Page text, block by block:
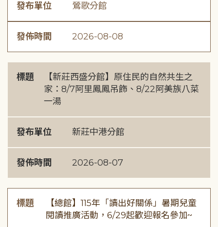
發布單位 鶯歌分館
發佈時間 2026-08-08
標題
【新莊西盛分館】原住民的自然共生之
家：8/7阿里鳳鳳吊飾、8/22阿美族八菜
一湯
發布單位 新莊中港分館
發佈時間 2026-08-07
標題
【總館】115年「讀出好關係」暑期兒童
閱讀推廣活動，6/29起歡迎報名參加~